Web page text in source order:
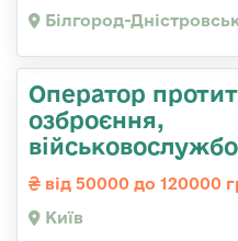
Білгород-
Оператор
озброєння,
від 50000 до 120000
Київ